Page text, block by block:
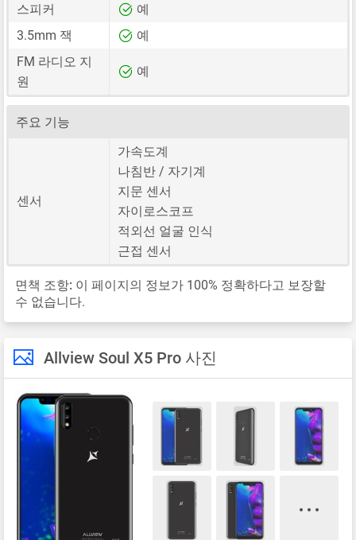
스피커
예
3.5mm 잭
예
FM 라디오 지
원
예
주요 기능
센서
가속도계
나침반 / 자기계
지문 센서
자이로스코프
적외선 얼굴 인식
근접 센서
면책 조항: 이 페이지의 정보가 100% 정확하다고 보장할
수 없습니다.
Allview Soul X5 Pro 사진